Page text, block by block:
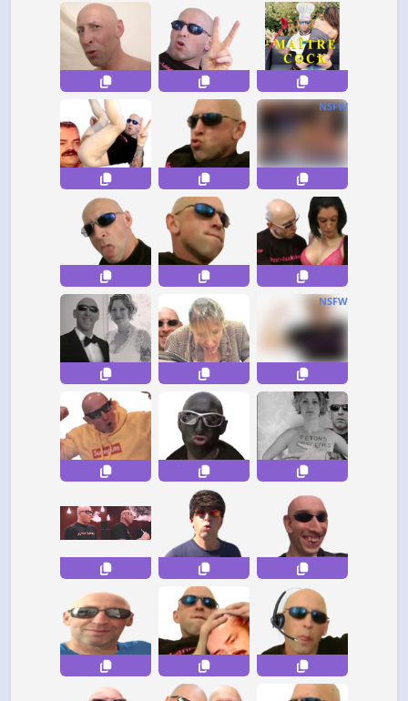
NSFW
NSFW